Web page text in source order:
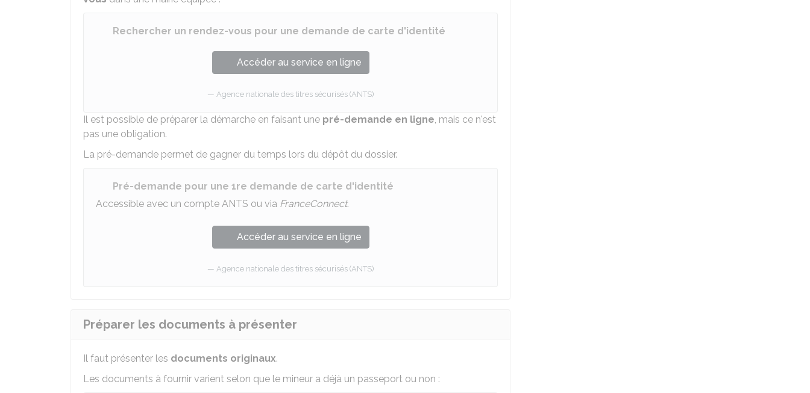
Rechercher un rendez-vous pour une demande de carte d'identité
Accéder au service en ligne
Agence nationale des titres sécurisés (ANTS)
Il est possible de préparer la démarche en faisant une pré-demande en ligne, mais ce n'est
pas une obligation.
La pré-demande permet de gagner du temps lors du dépôt du dossier.
Pré-demande pour une 1re demande de carte d'identité
Accessible avec un compte ANTS ou via FranceConnect.
Accéder au service en ligne
Agence nationale des titres sécurisés (ANTS)
Préparer les documents à présenter
Il faut présenter les documents originaux.
Les documents à fournir varient selon que le mineur a déjà un passeport ou non :